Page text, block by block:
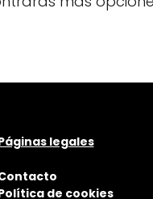
legales
de cookies